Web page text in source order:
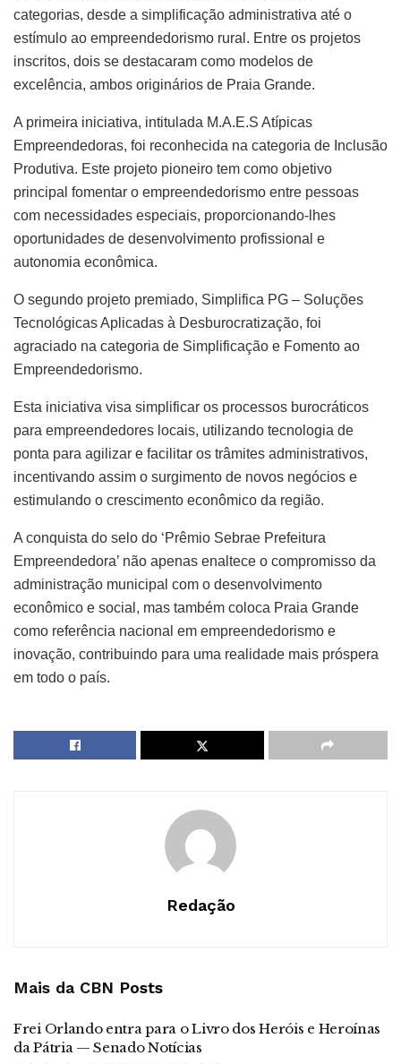
categorias, desde a simplificação administrativa até o
estímulo ao empreendedorismo rural. Entre os projetos
inscritos, dois se destacaram como modelos de
excelência, ambos originários de Praia Grande.
A primeira iniciativa, intitulada M.A.E.S Atípicas
Empreendedoras, foi reconhecida na categoria de Inclusão
Produtiva. Este projeto pioneiro tem como objetivo
principal fomentar o empreendedorismo entre pessoas
com necessidades especiais, proporcionando-lhes
oportunidades de desenvolvimento profissional e
autonomia econômica.
O segundo projeto premiado, Simplifica PG – Soluções
Tecnológicas Aplicadas à Desburocratização, foi
agraciado na categoria de Simplificação e Fomento ao
Empreendedorismo.
Esta iniciativa visa simplificar os processos burocráticos
para empreendedores locais, utilizando tecnologia de
ponta para agilizar e facilitar os trâmites administrativos,
incentivando assim o surgimento de novos negócios e
estimulando o crescimento econômico da região.
A conquista do selo do ‘Prêmio Sebrae Prefeitura
Empreendedora’ não apenas enaltece o compromisso da
administração municipal com o desenvolvimento
econômico e social, mas também coloca Praia Grande
como referência nacional em empreendedorismo e
inovação, contribuindo para uma realidade mais próspera
em todo o país.
Redação
Mais da CBN Posts
Frei Orlando entra para o Livro dos Heróis e Heroínas
da Pátria — Senado Notícias